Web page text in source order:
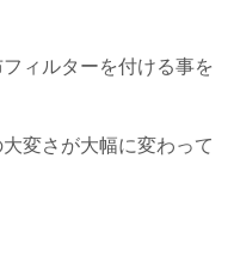
ィルターを付ける事を
変さが大幅に変わって